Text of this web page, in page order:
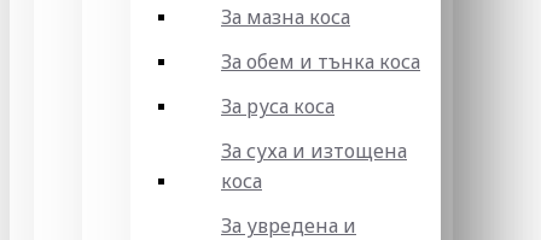
За мазна коса
За обем и тънка коса
За руса коса
За суха и изтощена
коса
За увредена и